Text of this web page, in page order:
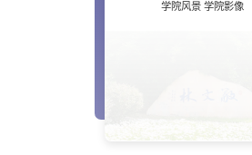
学院风景 学院影像